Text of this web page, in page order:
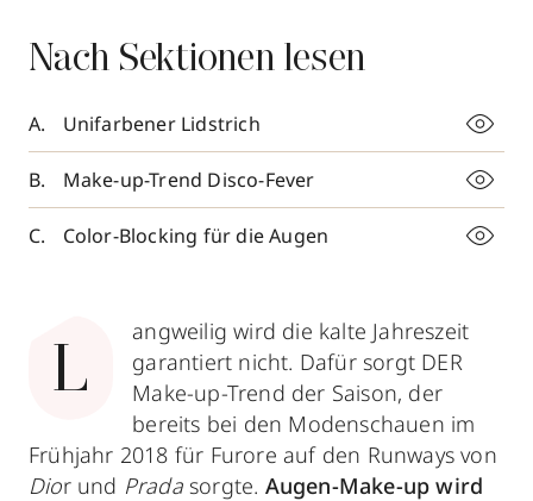
Nach Sektionen lesen
Unifarbener Lidstrich
Make-up-Trend Disco-Fever
Color-Blocking für die Augen
L
angweilig wird die kalte Jahreszeit
garantiert nicht. Dafür sorgt DER
Make-up-Trend der Saison, der
bereits bei den Modenschauen im
Frühjahr 2018 für Furore auf den Runways von
Dior und Pradasorgte. Augen-Make-up wird